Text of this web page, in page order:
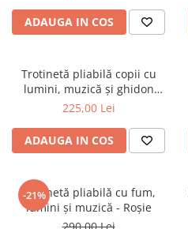
ADAUGA IN COS
Trotinetă pliabilă copii cu
lumini, muzică și ghidon
reglabil - Rocket Blue
225,00 Lei
ADAUGA IN COS
-21%
Trotinetă pliabilă cu fum,
lumini și muzică - Roșie